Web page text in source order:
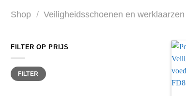
Shop / Veiligheidsschoenen en werklaarzen
FILTER OP PRIJS
Min.
prijs
Max.
prijsFILTER